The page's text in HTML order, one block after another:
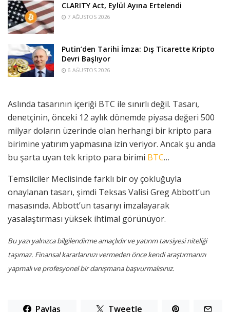
CLARITY Act, Eylül Ayına Ertelendi
7 AĞUSTOS 2026
Putin’den Tarihi İmza: Dış Ticarette Kripto
Devri Başlıyor
6 AĞUSTOS 2026
Aslında tasarının içeriği BTC ile sınırlı değil. Tasarı,
denetçinin, önceki 12 aylık dönemde piyasa değeri 500
milyar doların üzerinde olan herhangi bir kripto para
birimine yatırım yapmasına izin veriyor. Ancak şu anda
bu şarta uyan tek kripto para birimi BTC…
Temsilciler Meclisinde farklı bir oy çokluğuyla
onaylanan tasarı, şimdi Teksas Valisi Greg Abbott’un
masasında. Abbott’un tasarıyı imzalayarak
yasalaştırması yüksek ihtimal görünüyor.
Bu yazı yalnızca bilgilendirme amaçlıdır ve yatırım tavsiyesi niteliği
taşımaz. Finansal kararlarınızı vermeden önce kendi araştırmanızı
yapmalı ve profesyonel bir danışmana başvurmalısınız.
Paylaş Tweetle